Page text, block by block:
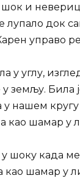
шок и
лупало док
управо
у углу,
земљу. Била
у нашем
као шамар у
шоку када ме
као шамар у